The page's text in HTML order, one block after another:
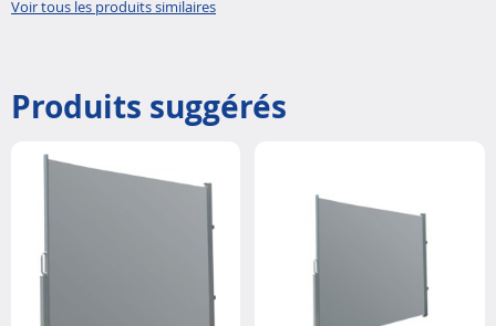
Voir tous les produits similaires
Produits suggérés